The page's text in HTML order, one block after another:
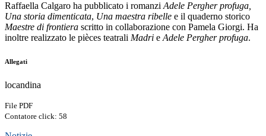
Raffaella Calgaro ha pubblicato i romanzi Adele Pergher profuga,
Una storia dimenticata, Una maestra ribelle e il quaderno storico
Maestre di frontiera scritto in collaborazione con Pamela Giorgi. Ha
inoltre realizzato le pièces teatrali Madri e Adele Pergher profuga.
Allegati
locandina
File PDF
Contatore click: 58